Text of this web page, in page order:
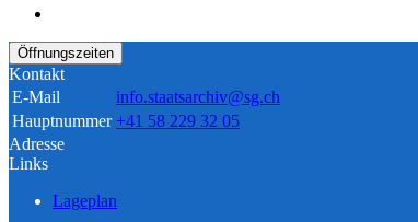
Öffnungszeiten
Kontakt
E-Mail
info.staatsarchiv@sg.ch
Hauptnummer +41 58 229 32 05
Adresse
Links
Lageplan